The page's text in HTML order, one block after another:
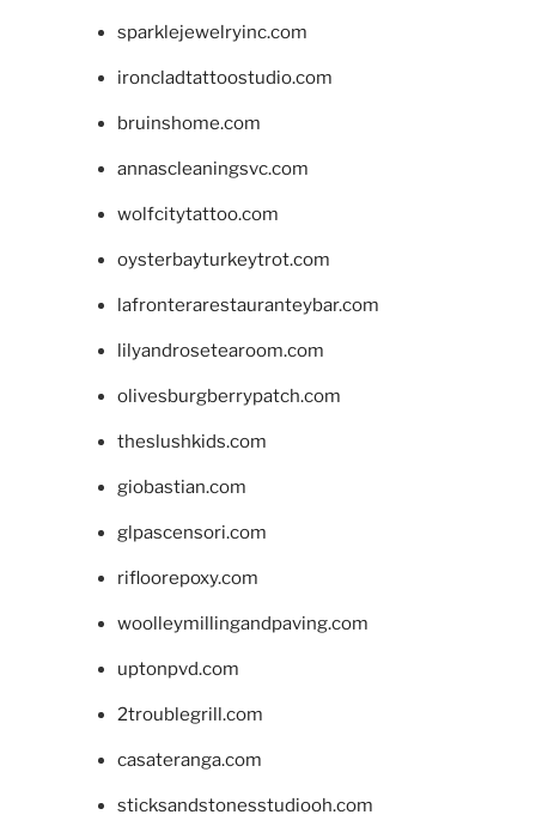
sparklejewelryinc.com
ironcladtattoostudio.com
bruinshome.com
annascleaningsvc.com
wolfcitytattoo.com
oysterbayturkeytrot.com
lafronterarestauranteybar.com
lilyandrosetearoom.com
olivesburgberrypatch.com
theslushkids.com
giobastian.com
glpascensori.com
rifloorepoxy.com
woolleymillingandpaving.com
uptonpvd.com
2troublegrill.com
casateranga.com
sticksandstonesstudiooh.com